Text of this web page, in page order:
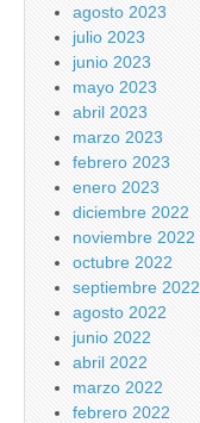
agosto 2023
julio 2023
junio 2023
mayo 2023
abril 2023
marzo 2023
febrero 2023
enero 2023
diciembre 2022
noviembre 2022
octubre 2022
septiembre 2022
agosto 2022
junio 2022
abril 2022
marzo 2022
febrero 2022